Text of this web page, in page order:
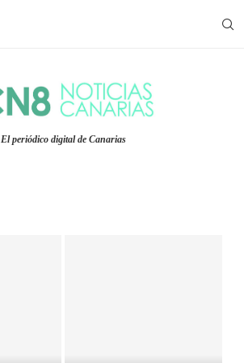
El periódico digital de Canarias